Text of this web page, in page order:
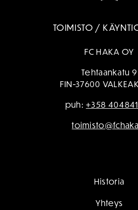
TOIMISTO /
FC HAKA OY
Tehtaankatu 9
FIN-37600
puh:+358
Historia
Yhteys